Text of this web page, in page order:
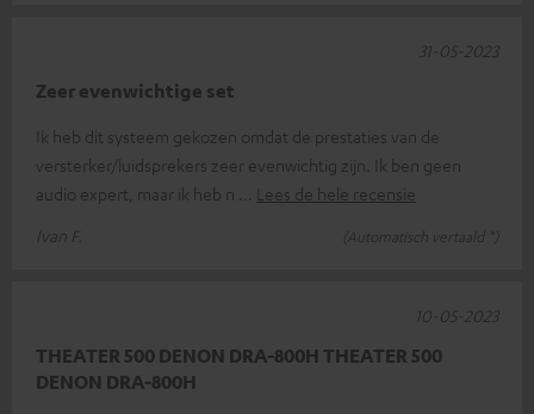
Zeer evenwichtige set
Ik heb dit systeem gekozen omdat de prestaties van de
versterker/luidsprekers zeer evenwichtig zijn. Ik ben geen
audio expert, maar ik heb n
Lees de hele recensie
Ivan F.
(Automatisch vertaald *)
31-05-2023
THEATER 500 DENON DRA-800H THEATER 500
DENON DRA-800H
10-05-2023